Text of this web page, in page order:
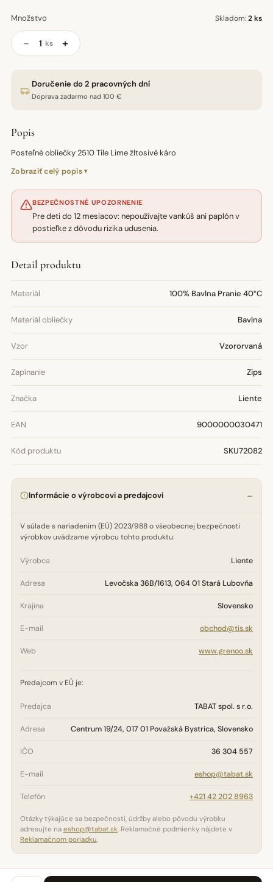
Množstvo Skladom:2 ks
− ks +
Doručenie do 2 pracovných dní
Doprava zadarmo nad 100 €
Popis
Posteľné obliečky 2510 Tile Lime žltosivé káro
Zobraziť celý popis
BEZPEČNOSTNÉ UPOZORNENIE
Pre deti do 12 mesiacov: nepoužívajte vankúš ani paplón v
postieľke z dôvodu rizika udusenia.
Detail produktu
Materiál 100% Bavlna Pranie 40°C
Materiál obliečky Bavlna
Vzor Vzororvaná
Zapínanie Zips
Značka Liente
EAN 9000000030471
Kód produktu SKU72082
Informácie o výrobcovi a predajcovi
V súlade s nariadením (EÚ) 2023/988 o všeobecnej bezpečnosti
výrobkov uvádzame výrobcu tohto produktu:
Výrobca Liente
Adresa Levočska 36B/1613, 064 01 Stará Lubovňa
Krajina Slovensko
E-mail obchod@tis.sk
Web www.grenoo.sk
Predajcom v EÚ je:
Predajca TABAT spol. s r.o.
Adresa Centrum 19/24, 017 01 Považská Bystrica, Slovensko
IČO 36 304 557
E-mail eshop@tabat.sk
Telefón +421 42 202 8963
Otázky týkajúce sa bezpečnosti, údržby alebo pôvodu výrobku
adresujte na eshop@tabat.sk. Reklamačné podmienky nájdete v
Reklamačnom poriadku.